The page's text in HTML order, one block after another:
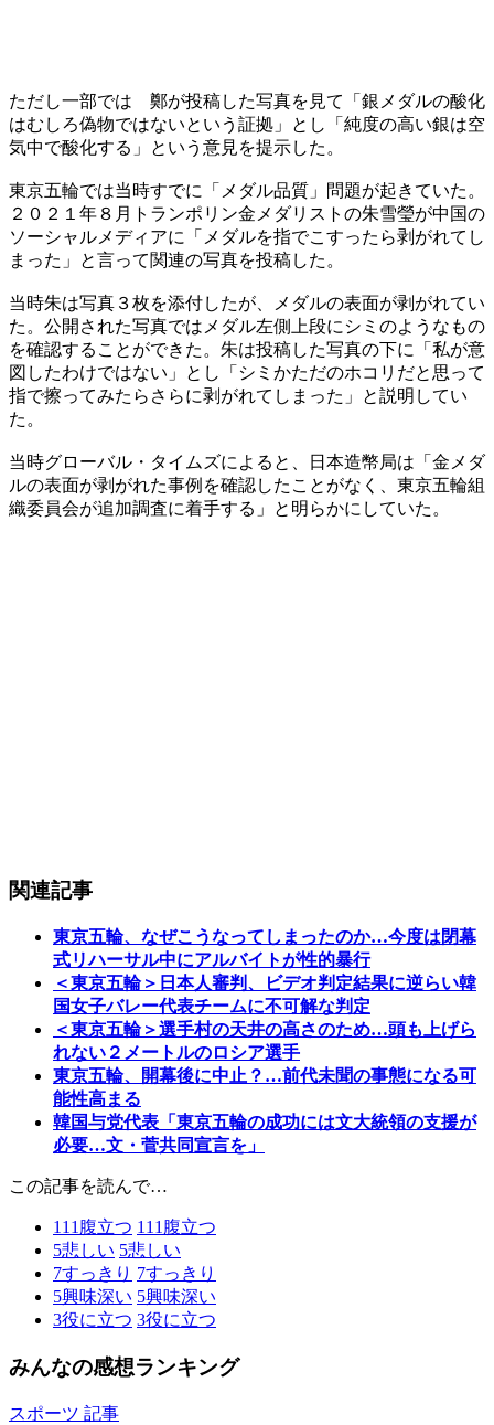
ただし一部では 鄭が投稿した写真を見て「銀メダルの酸化
はむしろ偽物ではないという証拠」とし「純度の高い銀は空
気中で酸化する」という意見を提示した。
東京五輪では当時すでに「メダル品質」問題が起きていた。
２０２１年８月トランポリン金メダリストの朱雪瑩が中国の
ソーシャルメディアに「メダルを指でこすったら剥がれてし
まった」と言って関連の写真を投稿した。
当時朱は写真３枚を添付したが、メダルの表面が剥がれてい
た。公開された写真ではメダル左側上段にシミのようなもの
を確認することができた。朱は投稿した写真の下に「私が意
図したわけではない」とし「シミかただのホコリだと思って
指で擦ってみたらさらに剥がれてしまった」と説明してい
た。
当時グローバル・タイムズによると、日本造幣局は「金メダ
ルの表面が剥がれた事例を確認したことがなく、東京五輪組
織委員会が追加調査に着手する」と明らかにしていた。
関連記事
東京五輪、なぜこうなってしまったのか…今度は閉幕
式リハーサル中にアルバイトが性的暴行
＜東京五輪＞日本人審判、ビデオ判定結果に逆らい韓
国女子バレー代表チームに不可解な判定
＜東京五輪＞選手村の天井の高さのため…頭も上げら
れない２メートルのロシア選手
東京五輪、開幕後に中止？…前代未聞の事態になる可
能性高まる
韓国与党代表「東京五輪の成功には文大統領の支援が
必要…文・菅共同宣言を」
この記事を読んで…
111 腹立つ 111 腹立つ
5悲しい 5悲しい
7すっきり 7すっきり
5興味深い 5興味深い
3役に立つ 3役に立つ
みんなの感想ランキング
スポーツ 記事